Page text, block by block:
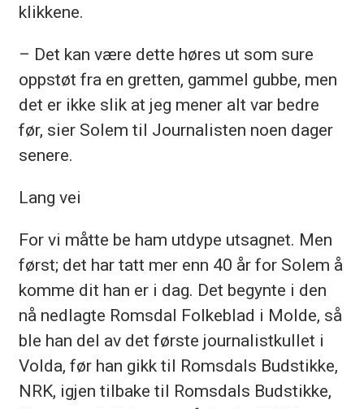
klikkene.
– Det kan være dette høres ut som sure
oppstøt fra en gretten, gammel gubbe, men
det er ikke slik at jeg mener alt var bedre
før, sier Solem til Journalisten noen dager
senere.
Lang vei
For vi måtte be ham utdype utsagnet. Men
først; det har tatt mer enn 40 år for Solem å
komme dit han er i dag. Det begynte i den
nå nedlagte Romsdal Folkeblad i Molde, så
ble han del av det første journalistkullet i
Volda, før han gikk til Romsdals Budstikke,
NRK, igjen tilbake til Romsdals Budstikke,